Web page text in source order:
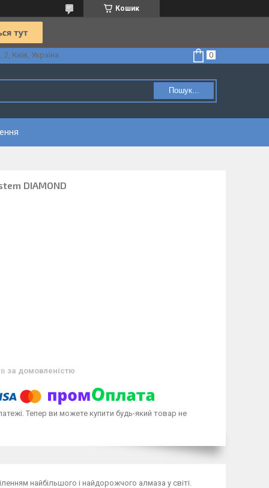
Кошик
Київ, Україна
Пошук...
DIAMOND
за домовленістю
Тепер ви можете купити будь-який товар не
найбільшого і найдорожчого алмаза у світі.